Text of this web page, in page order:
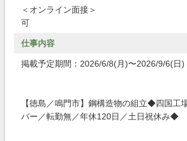
＜オンライン面接＞
可
仕事内容
掲載予定期間：2026/6/8(月)〜2026/9/6(日)
【徳島／鳴門市】鋼構造物の組立◆四国工
バー／転勤無／年休120日／土日祝休み◆